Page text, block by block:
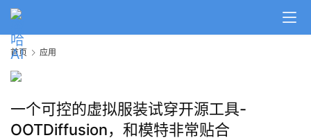
首页 应用
一个可控的虚拟服装试穿开源工具-
OOTDiffusion，和模特非常贴合